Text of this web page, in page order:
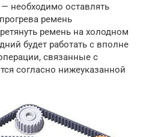
необходимо оставлять
ремень
ремень на холодном
будет работать с вполне
связанные с
согласно нижеуказанной